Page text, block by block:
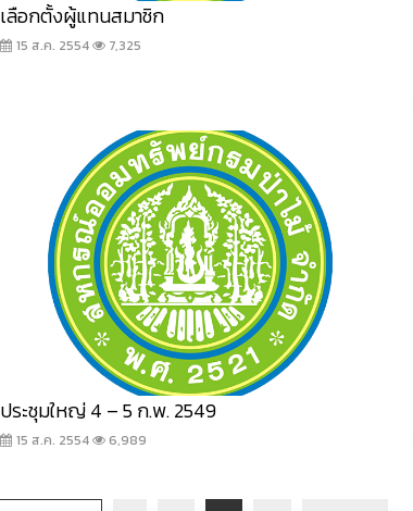
เลือกตั้งผู้แทนสมาชิก
15 ส.ค. 2554 7,325
ประชุมใหญ่ 4 – 5 ก.พ. 2549
15 ส.ค. 2554 6,989